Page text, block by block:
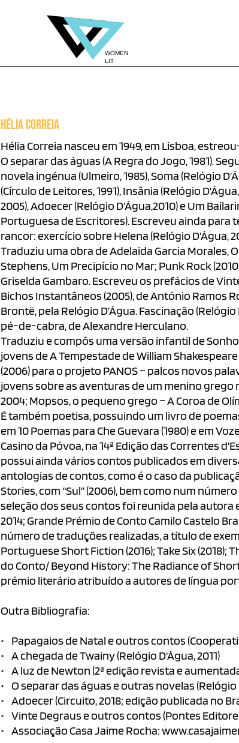
HÉLIA CORREIA
Hélia Correia nasceu em 1949, em Lisboa,
O separar das águas (A Regra do Jogo, 1981).
novela ingénua (Ulmeiro, 1985), Soma (Relógio
(Círculo de Leitores, 1991), Insânia (Relógio
2005), Adoecer (Relógio D’Água,2010) e Um
Portuguesa de Escritores). Escreveu ainda para
rancor: exercício sobre Helena (Relógio D’Água,
Traduziu uma obra de Adelaida Garcia Morales,
Stephens, Um Precipício no Mar; Punk Rock
Griselda Gambaro. Escreveu os prefácios de
Bichos Instantâneos (2005), de António Ramos
Brontë, pela Relógio D’Água. Fascinação
pé-de-cabra, de Alexandre Herculano.
Traduziu e compôs uma versão infantil de
jovens de A Tempestade de William
(2006) para o projeto PANOS – palcos novos
jovens sobre as aventuras de um menino grego
2004; Mopsos, o pequeno grego – A Coroa de
É também poetisa, possuindo um livro de
em 10 Poemas para Che Guevara (1980) e em
Casino da Póvoa, na 14ª Edição das Correntes
possui ainda vários contos publicados em
antologias de contos, como é o caso da
Stories, com “Sul” (2006), bem como num
seleção dos seus contos foi reunida pela autora
2014; Grande Prémio de Conto Camilo Castelo
número de traduções realizadas, a título de
Portuguese Short Fiction (2016); Take Six
do Conto/ Beyond History: The Radiance of
prémio literário atribuído a autores de língua
Outra Bibliografia:
• Papagaios de Natal e outros contos
• A chegada de Twainy (Relógio D'Água, 2011)
• A luz de Newton (2ª edição revista e
• O separar das águas e outras novelas (Relógio
• Adoecer (Circuito, 2018; edição publicada no
• Vinte Degraus e outros contos (Pontes
• Associação Casa Jaime Rocha: